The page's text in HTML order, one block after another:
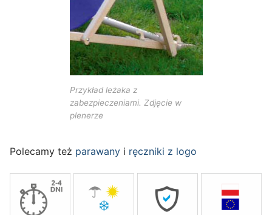
Przykład leżaka z
zabezpieczeniami. Zdjęcie w
plenerze
Polecamy też parawany i ręczniki z logo